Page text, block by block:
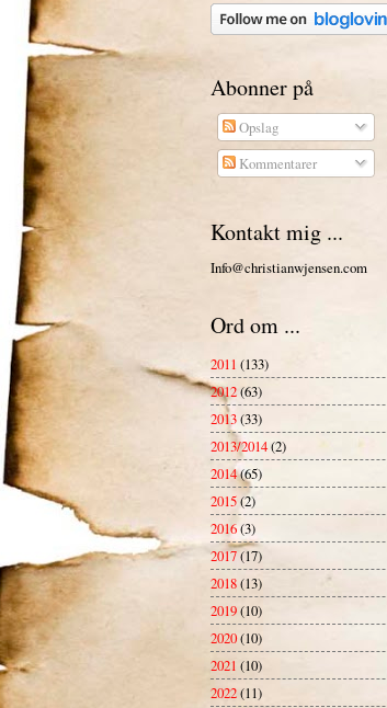
Abonner på
Opslag
Kommentarer
Kontakt mig ...
Info@christianwjensen.com
Ord om ...
2011 (133)
2012(63)
2013(33)
2013/2014(2)
2014(65)
2015(2)
2016(3)
2017(17)
2018(13)
2019(10)
2020(10)
2021 (10)
2022(11)